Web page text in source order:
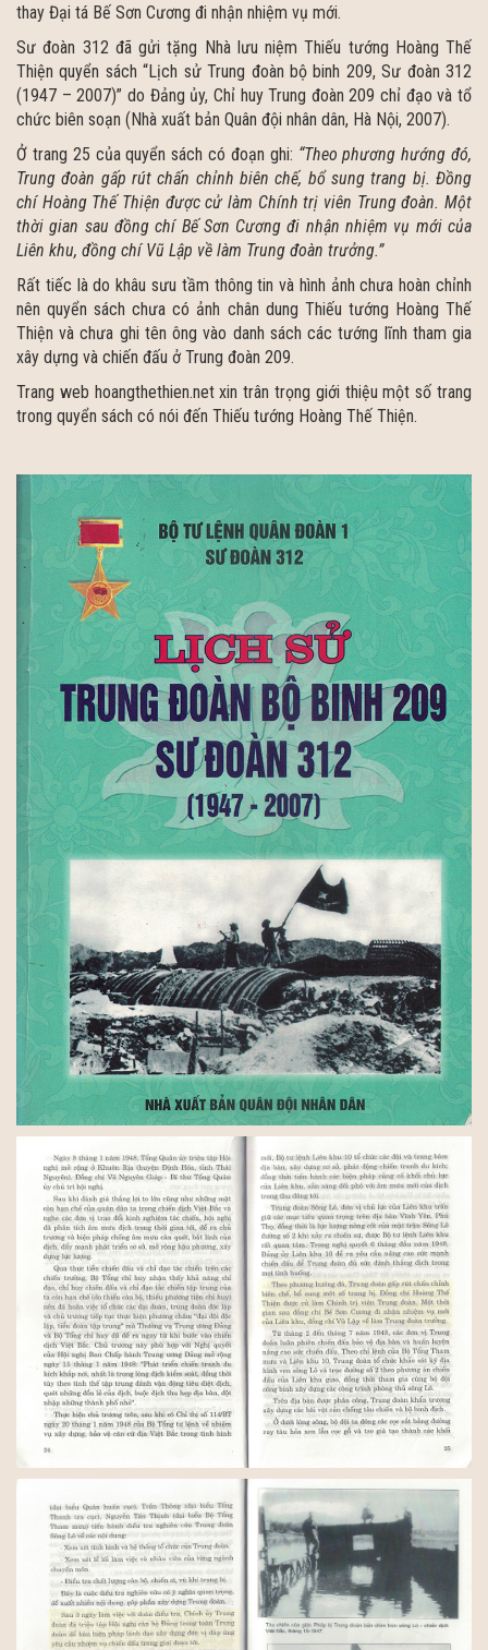
thay Đại tá Bế Sơn Cương đi nhận nhiệm vụ mới.
Sư đoàn 312 đã gửi tặng Nhà lưu niệm Thiếu tướng Hoàng Thế
Thiện quyển sách “Lịch sử Trung đoàn bộ binh 209, Sư đoàn 312
(1947 – 2007)” do Đảng ủy, Chỉ huy Trung đoàn 209 chỉ đạo và tổ
chức biên soạn (Nhà xuất bản Quân đội nhân dân, Hà Nội, 2007).
Ở trang 25 của quyển sách có đoạn ghi: “Theo phương hướng đó,
Trung đoàn gấp rút chấn chỉnh biên chế, bổ sung trang bị. Đồng
chí Hoàng Thế Thiện được cử làm Chính trị viên Trung đoàn. Một
thời gian sau đồng chí Bế Sơn Cương đi nhận nhiệm vụ mới của
Liên khu, đồng chí Vũ Lập về làm Trung đoàn trưởng.”
Rất tiếc là do khâu sưu tầm thông tin và hình ảnh chưa hoàn chỉnh
nên quyển sách chưa có ảnh chân dung Thiếu tướng Hoàng Thế
Thiện và chưa ghi tên ông vào danh sách các tướng lĩnh tham gia
xây dựng và chiến đấu ở Trung đoàn 209.
Trang web hoangthethien.net xin trân trọng giới thiệu một số trang
trong quyển sách có nói đến Thiếu tướng Hoàng Thế Thiện.